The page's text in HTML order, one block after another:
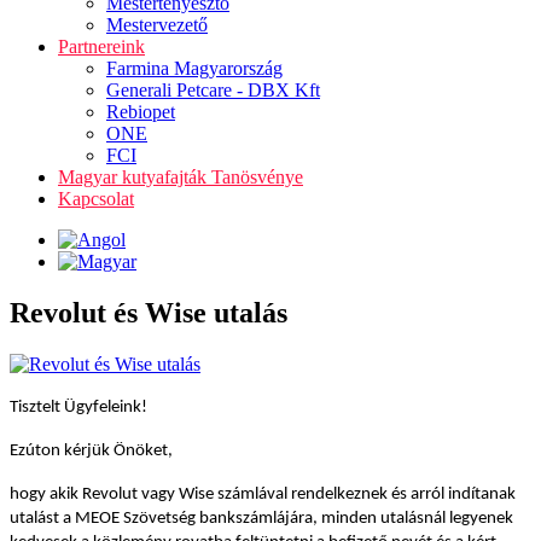
Mestervezető
Partnereink
Farmina Magyarország
Generali Petcare - DBX Kft
Rebiopet
ONE
FCI
Magyar kutyafajták Tanösvénye
Kapcsolat
Revolut és Wise utalás
Tisztelt Ügyfeleink!
Ezúton kérjük Önöket,
hogy akik Revolut vagy Wise számlával rendelkeznek és arról indítanak
utalást a MEOE Szövetség bankszámlájára, minden utalásnál legyenek